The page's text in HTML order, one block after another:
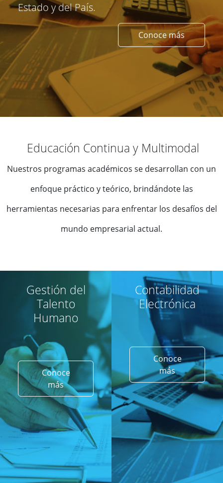
Conoce
más
Estado y del País.
Conoce más
Educación Continua y Multimodal
Nuestros programas académicos se desarrollan con un
enfoque práctico y teórico, brindándote las
herramientas necesarias para enfrentar los desafíos del
mundo empresarial actual.
Gestión del
Talento
Humano
Conoce
más
Contabilidad
Electrónica
Conoce
más